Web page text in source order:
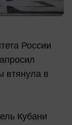
России
втянула в
Кубани